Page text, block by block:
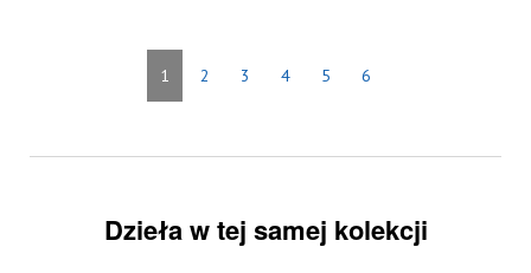
1 2 3 4 5 6
Dzieła w tej samej kolekcji